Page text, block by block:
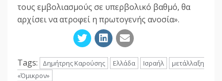
τους εμβολιασμούς σε υπερβολικό βαθμό, θα
αρχίσει να ατροφεί η πρωτογενής ανοσία».
Tags: Δημήτρης Καρούσης Ελλάδα Ισραήλ
μετάλλαξη
«Όμικρον»